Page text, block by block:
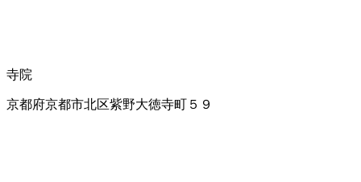
寺院
京都府京都市北区紫野大徳寺町５９